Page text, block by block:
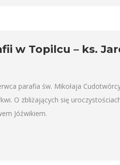
w Topilcu – ks.
parafia św. Mikołaja
O zbliżających się
Jóźwikiem.